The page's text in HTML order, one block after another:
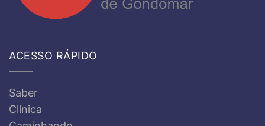
ACESSO RÁPIDO
Saber
Clínica